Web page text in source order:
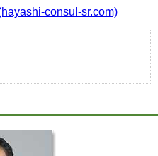
consul-sr.com)